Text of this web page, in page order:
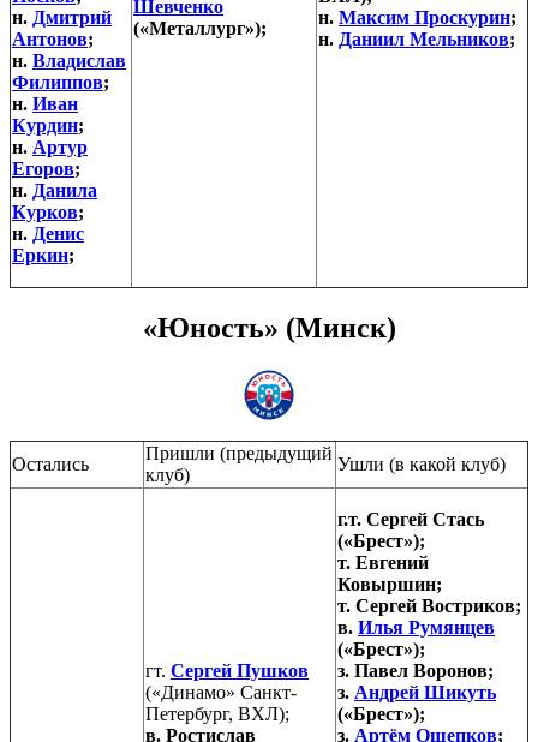
н. Дмитрий
Антонов;
н. Владислав
Филиппов;
н. Иван
Курдин;
н. Артур
Егоров;
н. Данила
Курков;
н. Денис
Еркин;
Шевченко
(«Металлург»);
н. Максим Проскурин;
н. Даниил Мельников;
«Юность» (Минск)
Остались
Пришли (предыдущий
клуб)
Ушли (в какой клуб)
гт. Сергей Пушков
(«Динамо» Санкт-
Петербург, ВХЛ);
в. Ростислав
г.т. Сергей Стась
(«Брест»);
т. Евгений
Ковыршин;
т. Сергей Востриков;
в. Илья Румянцев
(«Брест»);
з. Павел Воронов;
з. Андрей Шикуть
(«Брест»);
з. Артём Ощепков;